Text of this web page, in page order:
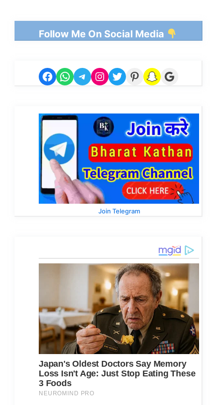
Follow Me On Social Media
Facebook
WhatsApp
Telegram
Instagram
TwitterPinterest
Snapchat
Google
Join Telegram